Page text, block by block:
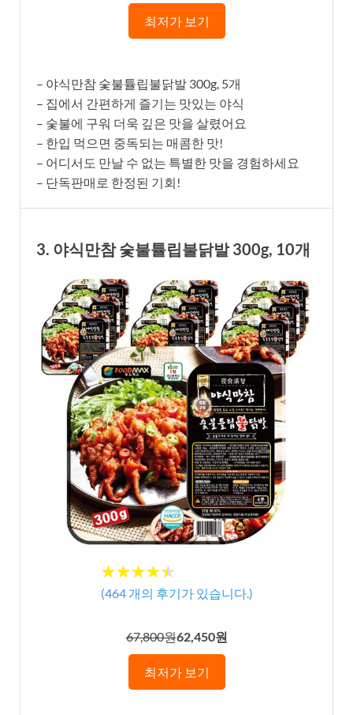
최저가 보기
– 야식만참 숯불튤립불닭발 300g, 5개
– 집에서 간편하게 즐기는 맛있는 야식
– 숯불에 구워 더욱 깊은 맛을 살렸어요
– 한입 먹으면 중독되는 매콤한 맛!
– 어디서도 만날 수 없는 특별한 맛을 경험하세요
– 단독판매로 한정된 기회!
3. 야식만참 숯불튤립불닭발 300g, 10개
★★★★★
★★★★★
(464개의 후기가 있습니다.)
67,800원62,450원
최저가 보기